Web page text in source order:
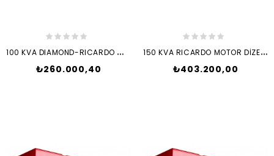
1
00 KVA DIAMOND-RICARDO MOTOR DİZEL JENERATÖR SET + ATS
₺260.000,40
1
50 KVA RICARDO MOTOR DİZEL JENERATÖR SET + ATS
₺403.200,00